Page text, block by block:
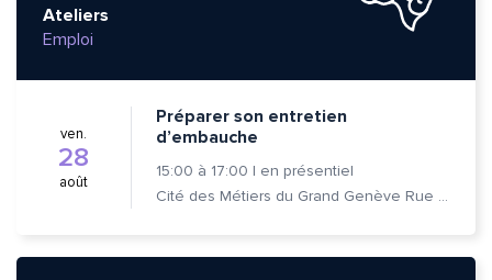
Ateliers
Emploi
ven.
28
août
Préparer son entretien
d’embauche
15:00 à 17:00 | en présentiel
Cité des Métiers du Grand Genève Rue Prévost-Martin 6 1205 Genève